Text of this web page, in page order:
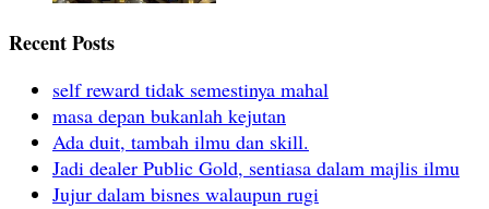
Recent Posts
self reward tidak semestinya mahal
masa depan bukanlah kejutan
Ada duit, tambah ilmu dan skill.
Jadi dealer Public Gold, sentiasa dalam majlis ilmu
Jujur dalam bisnes walaupun rugi